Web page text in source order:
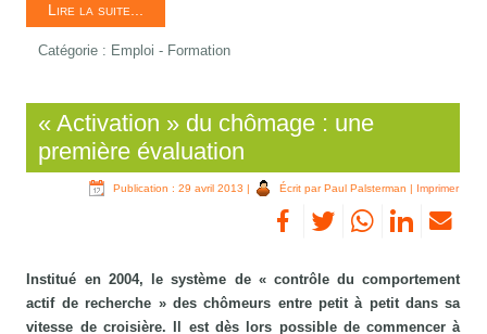
Lire la suite...
Catégorie : Emploi - Formation
« Activation » du chômage : une
première évaluation
Publication : 29 avril 2013 | Écrit par Paul Palsterman | Imprimer
Institué en 2004, le système de « contrôle du comportement
actif de recherche » des chômeurs entre petit à petit dans sa
vitesse de croisière. Il est dès lors possible de commencer à